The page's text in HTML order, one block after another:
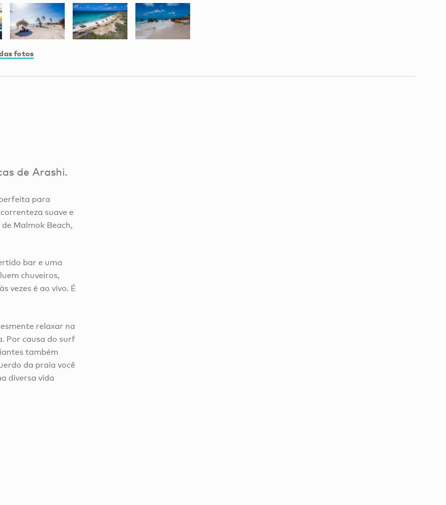
fotos
de Arashi.
para
suave e
Malmok Beach,
bar e uma
chuveiros,
vezes é ao vivo. É
relaxar na
Por causa do surf
também
da praia você
diversa vida